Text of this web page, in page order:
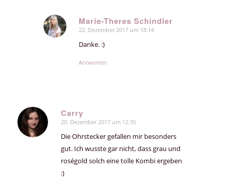
Marie-Theres Schindler
sagte:
22. Dezember 2017 um 18:14
Danke. :)
Antworten
Carry
sagte:
20. Dezember 2017 um 12:35
Die Ohrstecker gefallen mir besonders
gut. Ich wusste gar nicht, dass grau und
roségold solch eine tolle Kombi ergeben
:)